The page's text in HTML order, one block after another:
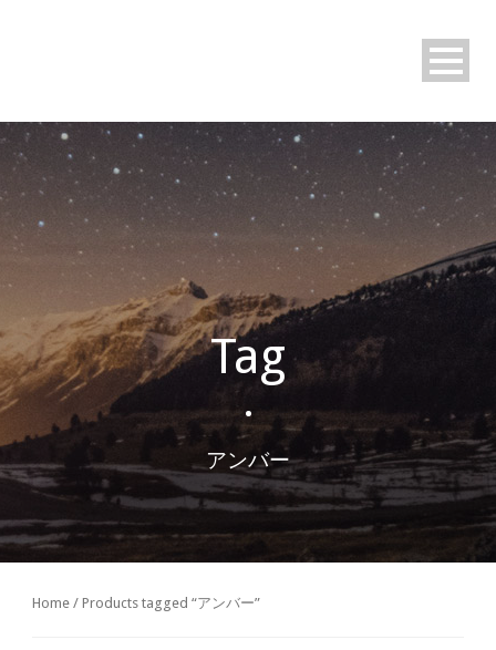
Tag
•
アンバー
Home / Products tagged “アンバー”